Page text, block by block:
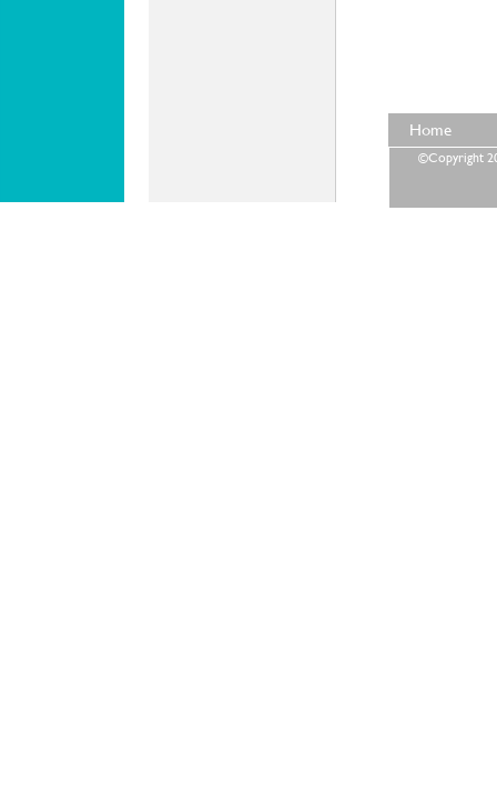
Home
©Copyright